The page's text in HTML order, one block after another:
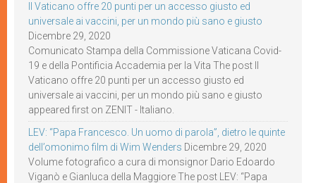
Il Vaticano offre 20 punti per un accesso giusto ed
universale ai vaccini, per un mondo più sano e giusto
Dicembre 29, 2020
Comunicato Stampa della Commissione Vaticana Covid-
19 e della Pontificia Accademia per la Vita The post Il
Vaticano offre 20 punti per un accesso giusto ed
universale ai vaccini, per un mondo più sano e giusto
appeared first on ZENIT - Italiano.
LEV: “Papa Francesco. Un uomo di parola”, dietro le quinte
dell’omonimo film di Wim Wenders Dicembre 29, 2020
Volume fotografico a cura di monsignor Dario Edoardo
Viganò e Gianluca della Maggiore The post LEV: “Papa